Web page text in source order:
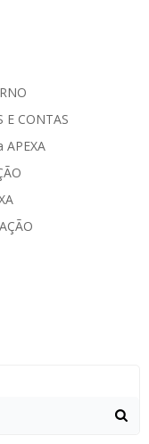
E CONTAS
APEXA